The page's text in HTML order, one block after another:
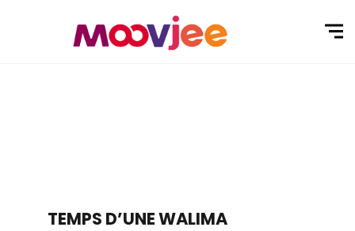
TEMPS D’UNE WALIMA